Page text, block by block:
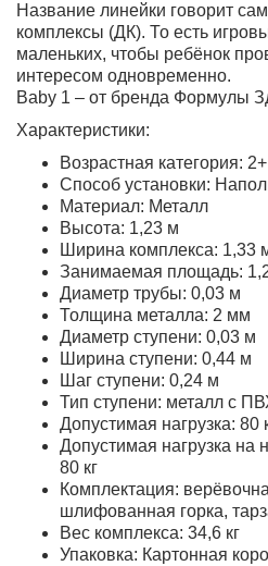
Название линейки говорит
комплексы (ДК). То есть
маленьких, чтобы ребёнок
интересом одновременно.
Baby 1 – от бренда Формулы
Характеристики:
Возрастная категория: 2+
Способ установки:
Материал: Металл
Высота: 1,23 м
Ширина комплекса: 1,33
Занимаемая площадь:
Диаметр трубы: 0,03 м
Толщина металла: 2 мм
Диаметр ступени: 0,03 м
Ширина ступени: 0,44 м
Шаг ступени: 0,24 м
Тип ступени: металл с
Допустимая нагрузка: 80
Допустимая нагрузка на
80 кг
Комплектация:
шлифованная горка,
Вес комплекса: 34,6 кг
Упаковка: Картонная